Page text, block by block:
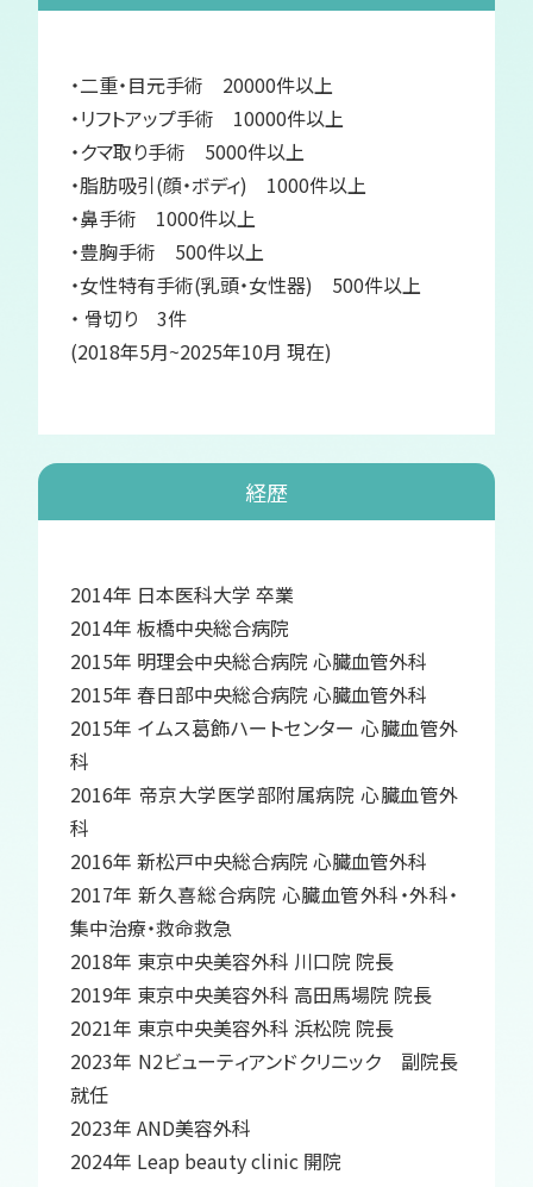
・二重・目元手術 20000件以上
・リフトアップ手術 10000件以上
・クマ取り手術 5000件以上
・脂肪吸引(顔・ボディ) 1000件以上
・鼻手術 1000件以上
・豊胸手術 500件以上
・女性特有手術(乳頭・女性器) 500件以上
・ 骨切り 3件
(2018年5月~2025年10月 現在)
経歴
2014年 日本医科大学 卒業
2014年 板橋中央総合病院
2015年 明理会中央総合病院 心臓血管外科
2015年 春日部中央総合病院 心臓血管外科
2015年 イムス葛飾ハートセンター 心臓血管外
科
2016年 帝京大学医学部附属病院 心臓血管外
科
2016年 新松戸中央総合病院 心臓血管外科
2017年 新久喜総合病院 心臓血管外科・外科・
集中治療・救命救急
2018年 東京中央美容外科 川口院 院長
2019年 東京中央美容外科 高田馬場院 院長
2021年 東京中央美容外科 浜松院 院長
2023年 N2ビューティアンドクリニック 副院長
就任
2023年 AND美容外科
2024年 Leap beauty clinic 開院